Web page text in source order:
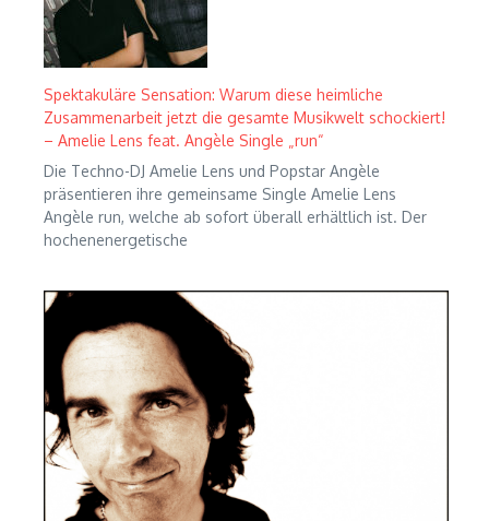
Spektakuläre Sensation: Warum diese heimliche
Zusammenarbeit jetzt die gesamte Musikwelt schockiert!
– Amelie Lens feat. Angèle Single „run“
Die Techno-DJ Amelie Lens und Popstar Angèle
präsentieren ihre gemeinsame Single Amelie Lens
Angèle run, welche ab sofort überall erhältlich ist. Der
hochenenergetische